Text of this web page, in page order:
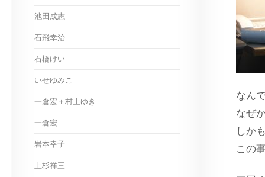
なん
なぜ
しか
この
池田成志
石飛幸治
石橋けい
いせゆみこ
一倉宏＋村上ゆき
一倉宏
岩本幸子
上杉祥三